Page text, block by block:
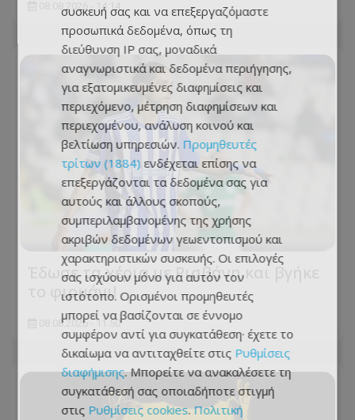
08.08.2026 - 14:14
Έδωσε τα χέρια με Ρισβάνη και βγήκε
το φιρμάνι!
08.08.2026 - 11:50
συσκευή σας και να επεξεργαζόμαστε
προσωπικά δεδομένα, όπως τη
διεύθυνση IP σας, μοναδικά
αναγνωριστικά και δεδομένα περιήγησης,
για εξατομικευμένες διαφημίσεις και
περιεχόμενο, μέτρηση διαφημίσεων και
περιεχομένου, ανάλυση κοινού και
βελτίωση υπηρεσιών. Προμηθευτές
τρίτων (1884) ενδέχεται επίσης να
επεξεργάζονται τα δεδομένα σας για
αυτούς και άλλους σκοπούς,
συμπεριλαμβανομένης της χρήσης
ακριβών δεδομένων γεωεντοπισμού και
χαρακτηριστικών συσκευής. Οι επιλογές
σας ισχύουν μόνο για αυτόν τον
ιστότοπο. Ορισμένοι προμηθευτές
μπορεί να βασίζονται σε έννομο
συμφέρον αντί για συγκατάθεση· έχετε το
δικαίωμα να αντιταχθείτε στις Ρυθμίσεις
διαφήμισης. Μπορείτε να ανακαλέσετε τη
συγκατάθεσή σας οποιαδήποτε στιγμή
στις Ρυθμίσεις cookies.Πολιτική